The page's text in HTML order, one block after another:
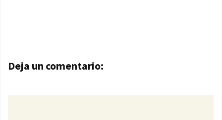
Navegación de entradas
Deja un comentario: